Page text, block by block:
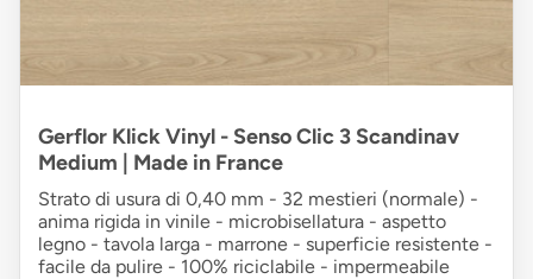
Gerflor Klick Vinyl - Senso Clic 3 Scandinav
Medium | Made in France
Strato di usura di 0,40 mm - 32 mestieri (normale) -
anima rigida in vinile - microbisellatura - aspetto
legno - tavola larga - marrone - superficie resistente -
facile da pulire - 100% riciclabile - impermeabile